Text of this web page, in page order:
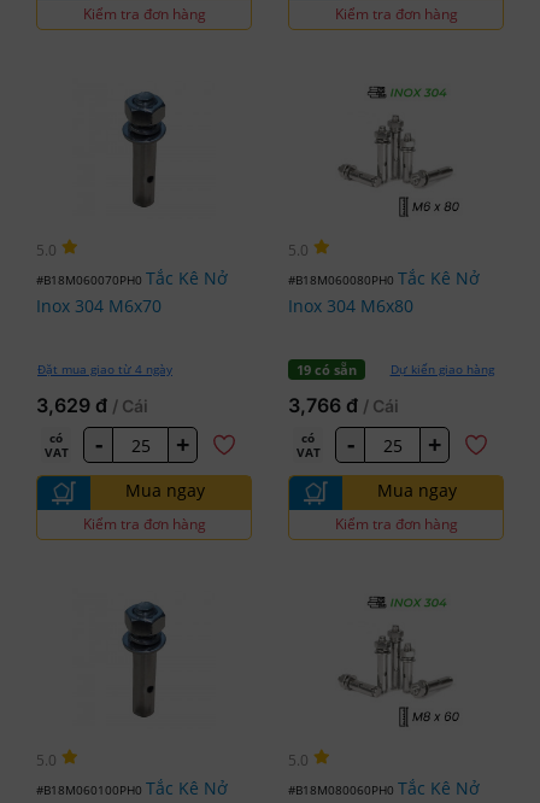
Kiểm tra đơn hàng Kiểm tra đơn hàng
5.0
#B18M060070PH0 Tắc Kê Nở
Inox 304 M6x70
Đặt mua giao từ 4 ngày
3,629 đ / Cái
có
VAT
- +
Mua ngay
Kiểm tra đơn hàng
5.0
#B18M060080PH0 Tắc Kê Nở
Inox 304 M6x80
19 có sẵn Dự kiến giao hàng
3,766 đ / Cái
có
VAT
- +
Mua ngay
Kiểm tra đơn hàng
5.0
#B18M060100PH0 Tắc Kê Nở
5.0
#B18M080060PH0 Tắc Kê Nở